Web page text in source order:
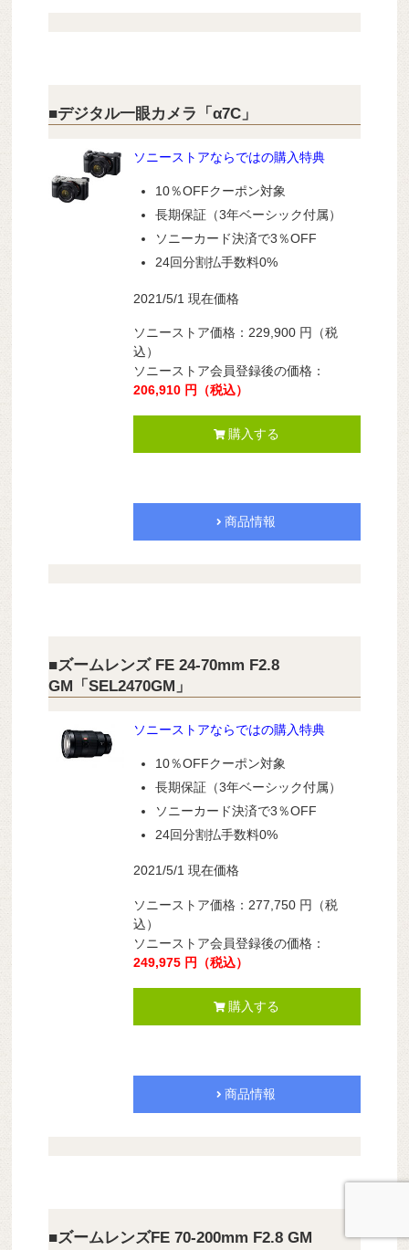
■デジタル一眼カメラ「α7C」
ソニーストアならではの購入特典
10％OFFクーポン対象
長期保証（3年ベーシック付属）
ソニーカード決済で3％OFF
24回分割払手数料0%
2021/5/1 現在価格
ソニーストア価格： 229,900 円
（税
込）
ソニーストア会員登録後の価格：
206,910 円 （税込）
購入する
商品情報
■ズームレンズ FE 24-70mm F2.8
GM「SEL2470GM」
ソニーストアならではの購入特典
10％OFFクーポン対象
長期保証（3年ベーシック付属）
ソニーカード決済で3％OFF
24回分割払手数料0%
2021/5/1 現在価格
ソニーストア価格： 277,750 円
（税
込）
ソニーストア会員登録後の価格：
249,975 円 （税込）
購入する
商品情報
■ズームレンズFE 70-200mm F2.8 GM